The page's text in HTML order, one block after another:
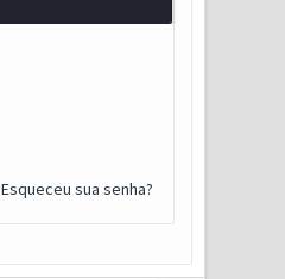
Esqueceu sua senha?